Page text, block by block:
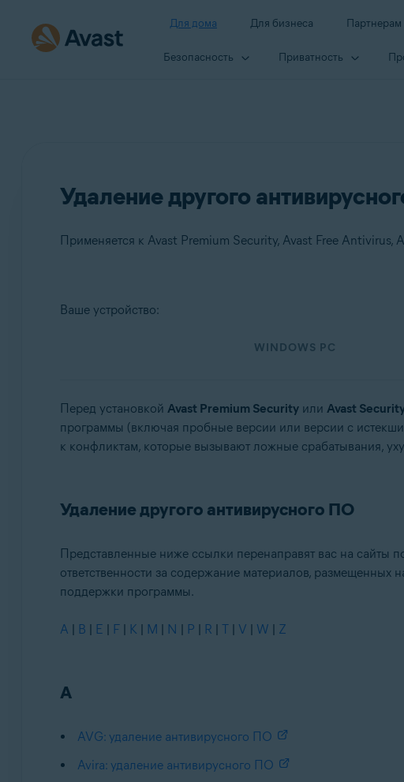
Для дома Для бизнеса Партнерам
Безопасность Приватность
Удаление другого
Применяется к Avast Premium Security, Avast Free Antivirus,
Продукты:
Операционные системы:
ОС Windows и MacOS
Ваше устройство:
WINDOWS PC
Перед установкой Avast Premium Securityили Avast
программы (включая пробные версии или версии с
к конфликтам, которые вызывают ложные срабатывания,
Удаление другого антивирусного ПО
Представленные ниже ссылки перенаправят вас на сайты
ответственности за содержание материалов, размещенных
поддержки программы.
A | B | E | F | K | M | N | P | R | T | V | W | Z
A
AVG: удаление антивирусного ПО
Avira: удаление антивирусного ПО